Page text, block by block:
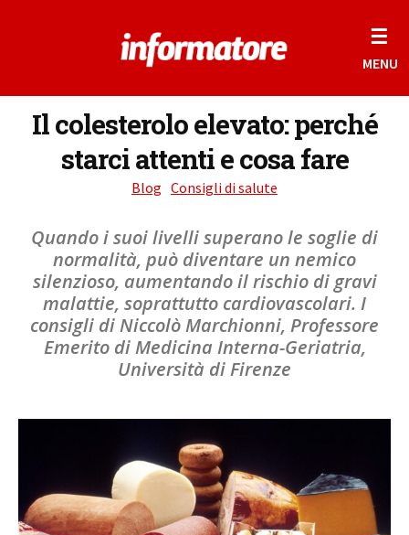
☰
MENU
Il colesterolo elevato: perché
starci attenti e cosa fare
Blog Consigli di salute
Quando i suoi livelli superano le soglie di
normalità, può diventare un nemico
silenzioso, aumentando il rischio di gravi
malattie, soprattutto cardiovascolari. I
consigli di Niccolò Marchionni, Professore
Emerito di Medicina Interna-Geriatria,
Università di Firenze